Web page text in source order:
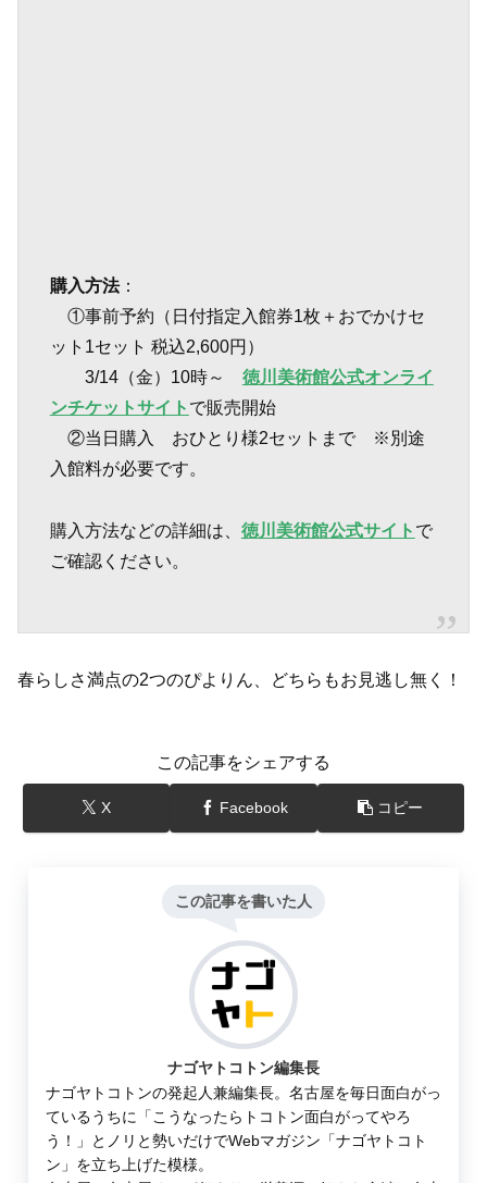
購入方法：
①事前予約（日付指定入館券1枚＋おでかけセ
ット1セット 税込2,600円）
3/14（金）10時～ 徳川美術館公式オンライ
ンチケットサイト で販売開始
②当日購入 おひとり様2セットまで ※別途
入館料が必要です。
購入方法などの詳細は、 徳川美術館公式サイト で
ご確認ください。
春らしさ満点の2つのぴよりん、どちらもお見逃し無く！
この記事をシェアする
X Facebook コピー
この記事を書いた人
ナゴヤトコトン編集長
ナゴヤトコトンの発起人兼編集長。名古屋を毎日面白がっ
ているうちに「こうなったらトコトン面白がってやろ
う！」とノリと勢いだけでWebマガジン「ナゴヤトコト
ン」を立ち上げた模様。